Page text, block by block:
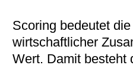
Scoring bedeutet
wirtschaftlicher
Wert. Damit besteht